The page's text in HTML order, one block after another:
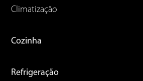
Climatização
Cozinha
Refrigeração